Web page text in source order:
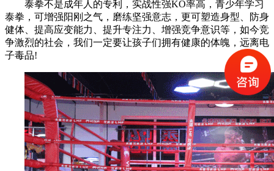
泰拳不是成年人的专利，实战性强KO率高，青少年学习
泰拳，可增强阳刚之气，磨练坚强意志，更可塑造身型、防身
健体、提高应变能力、提升专注力、增强竞争意识等，如今竞
争激烈的社会，我们一定要让孩子们拥有健康的体魄，远离电
子毒品!